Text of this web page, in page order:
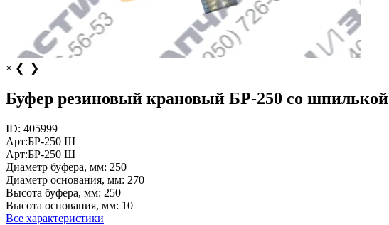
× ❮ ❯
Буфер резиновый крановый БР-250 со шпилькой
ID: 405999
Арт:БР-250 Ш
Арт:БР-250 Ш
Диаметр буфера, мм: 250
Диаметр основания, мм: 270
Высота буфера, мм: 250
Высота основания, мм: 10
Все характеристики